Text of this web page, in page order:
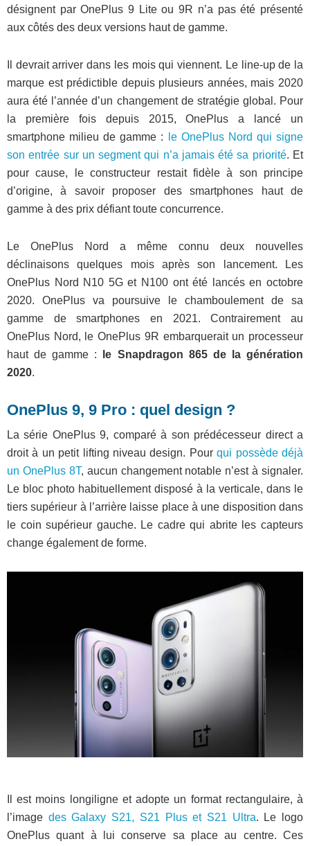
désignent par OnePlus 9 Lite ou 9R n’a pas été présenté
aux côtés des deux versions haut de gamme.
Il devrait arriver dans les mois qui viennent. Le line-up de la
marque est prédictible depuis plusieurs années, mais 2020
aura été l’année d’un changement de stratégie global. Pour
la première fois depuis 2015, OnePlus a lancé un
smartphone milieu de gamme :
le OnePlus Nord qui signe
son entrée sur un segment qui n’a jamais été sa priorité. Et
pour cause, le constructeur restait fidèle à son principe
d’origine, à savoir proposer des smartphones haut de
gamme à des prix défiant toute concurrence.
Le OnePlus Nord a même connu deux nouvelles
déclinaisons quelques mois après son lancement. Les
OnePlus Nord N10 5G et N100 ont été lancés en octobre
2020. OnePlus va poursuive le chamboulement de sa
gamme de smartphones en 2021. Contrairement au
OnePlus Nord, le OnePlus 9R embarquerait un processeur
haut de gamme :
le Snapdragon 865 de la génération
2020.
OnePlus 9, 9 Pro : quel design ?
La série OnePlus 9, comparé à son prédécesseur direct a
droit à un petit lifting niveau design. Pourqui possède déjà
un OnePlus 8T, aucun changement notable n’est à signaler.
Le bloc photo habituellement disposé à la verticale, dans le
tiers supérieur à l’arrière laisse place à une disposition dans
le coin supérieur gauche. Le cadre qui abrite les capteurs
change également de forme.
Il est moins longiligne et adopte un format rectangulaire, à
l’image des Galaxy S21, S21 Plus et S21 Ultra. Le logo
OnePlus quant à lui conserve sa place au centre. Ces